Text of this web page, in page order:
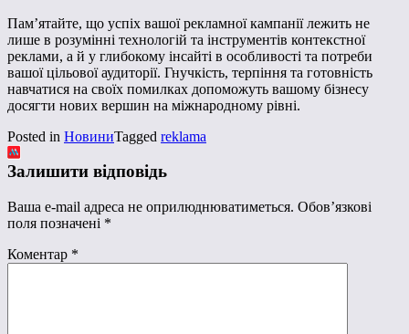
Пам’ятайте, що успіх вашої рекламної кампанії лежить не
лише в розумінні технологій та інструментів контекстної
реклами, а й у глибокому інсайті в особливості та потреби
вашої цільової аудиторії. Гнучкість, терпіння та готовність
навчатися на своїх помилках допоможуть вашому бізнесу
досягти нових вершин на міжнародному рівні.
Posted in НовиниTagged reklama
Залишити відповідь
Ваша e-mail адреса не оприлюднюватиметься. Обов’язкові
поля позначені *
Коментар *